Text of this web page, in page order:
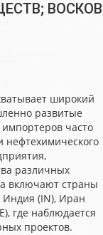
ВОСКОВ
широкий
развитые
часто
нефтехимического
различных
включают страны
Индия (IN), Иран
где наблюдается
проектов.